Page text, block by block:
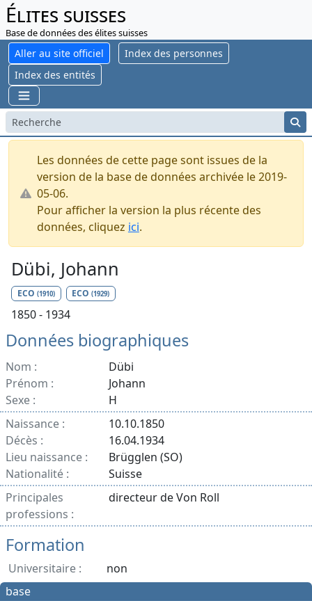
Élites suisses
Base de données des élites suisses
Aller au site officiel
Index des personnes
Index des entités
Les données de cette page sont issues de la
version de la base de données archivée le 2019-
05-06.
Pour afficher la version la plus récente des
données, cliquez ici.
Dübi, Johann
ECO (1910) ECO(1929)
1850 - 1934
Données biographiques
Nom :
Dübi
Prénom :
Johann
Sexe :
H
Naissance :
10.10.1850
Décès :
16.04.1934
Lieu naissance :
Brügglen (SO)
Nationalité :
Suisse
Principales
professions :
directeur de Von Roll
Formation
Universitaire :
non
base